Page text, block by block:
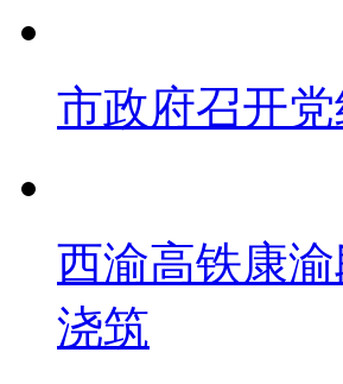
市政府召开
西渝高铁康
浇筑